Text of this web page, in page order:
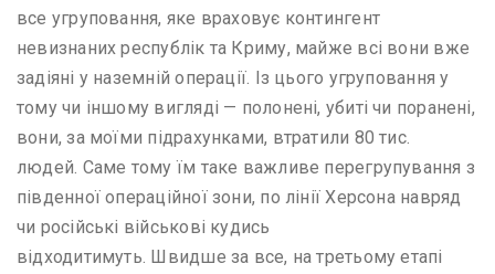
все угруповання, яке враховує контингент
невизнаних республік та Криму, майже всі вони вже
задіяні у наземній операції. Із цього угруповання у
тому чи іншому вигляді — полонені, убиті чи поранені,
вони, за моїми підрахунками, втратили 80 тис.
людей. Саме тому їм таке важливе перегрупування з
південної операційної зони, по лінії Херсона навряд
чи російські військові кудись
відходитимуть. Швидше за все, на третьому етапі